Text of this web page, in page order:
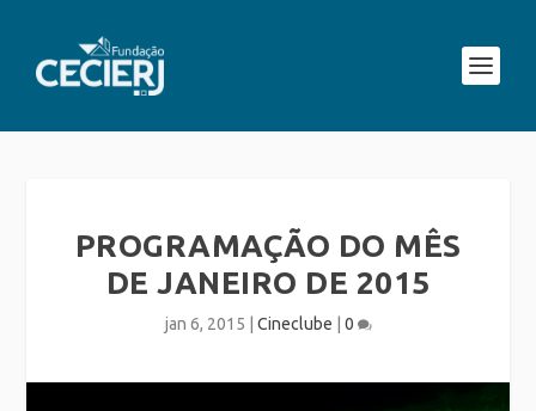
PROGRAMAÇÃO DO MÊS
DE JANEIRO DE 2015
jan 6, 2015 Cineclube 0